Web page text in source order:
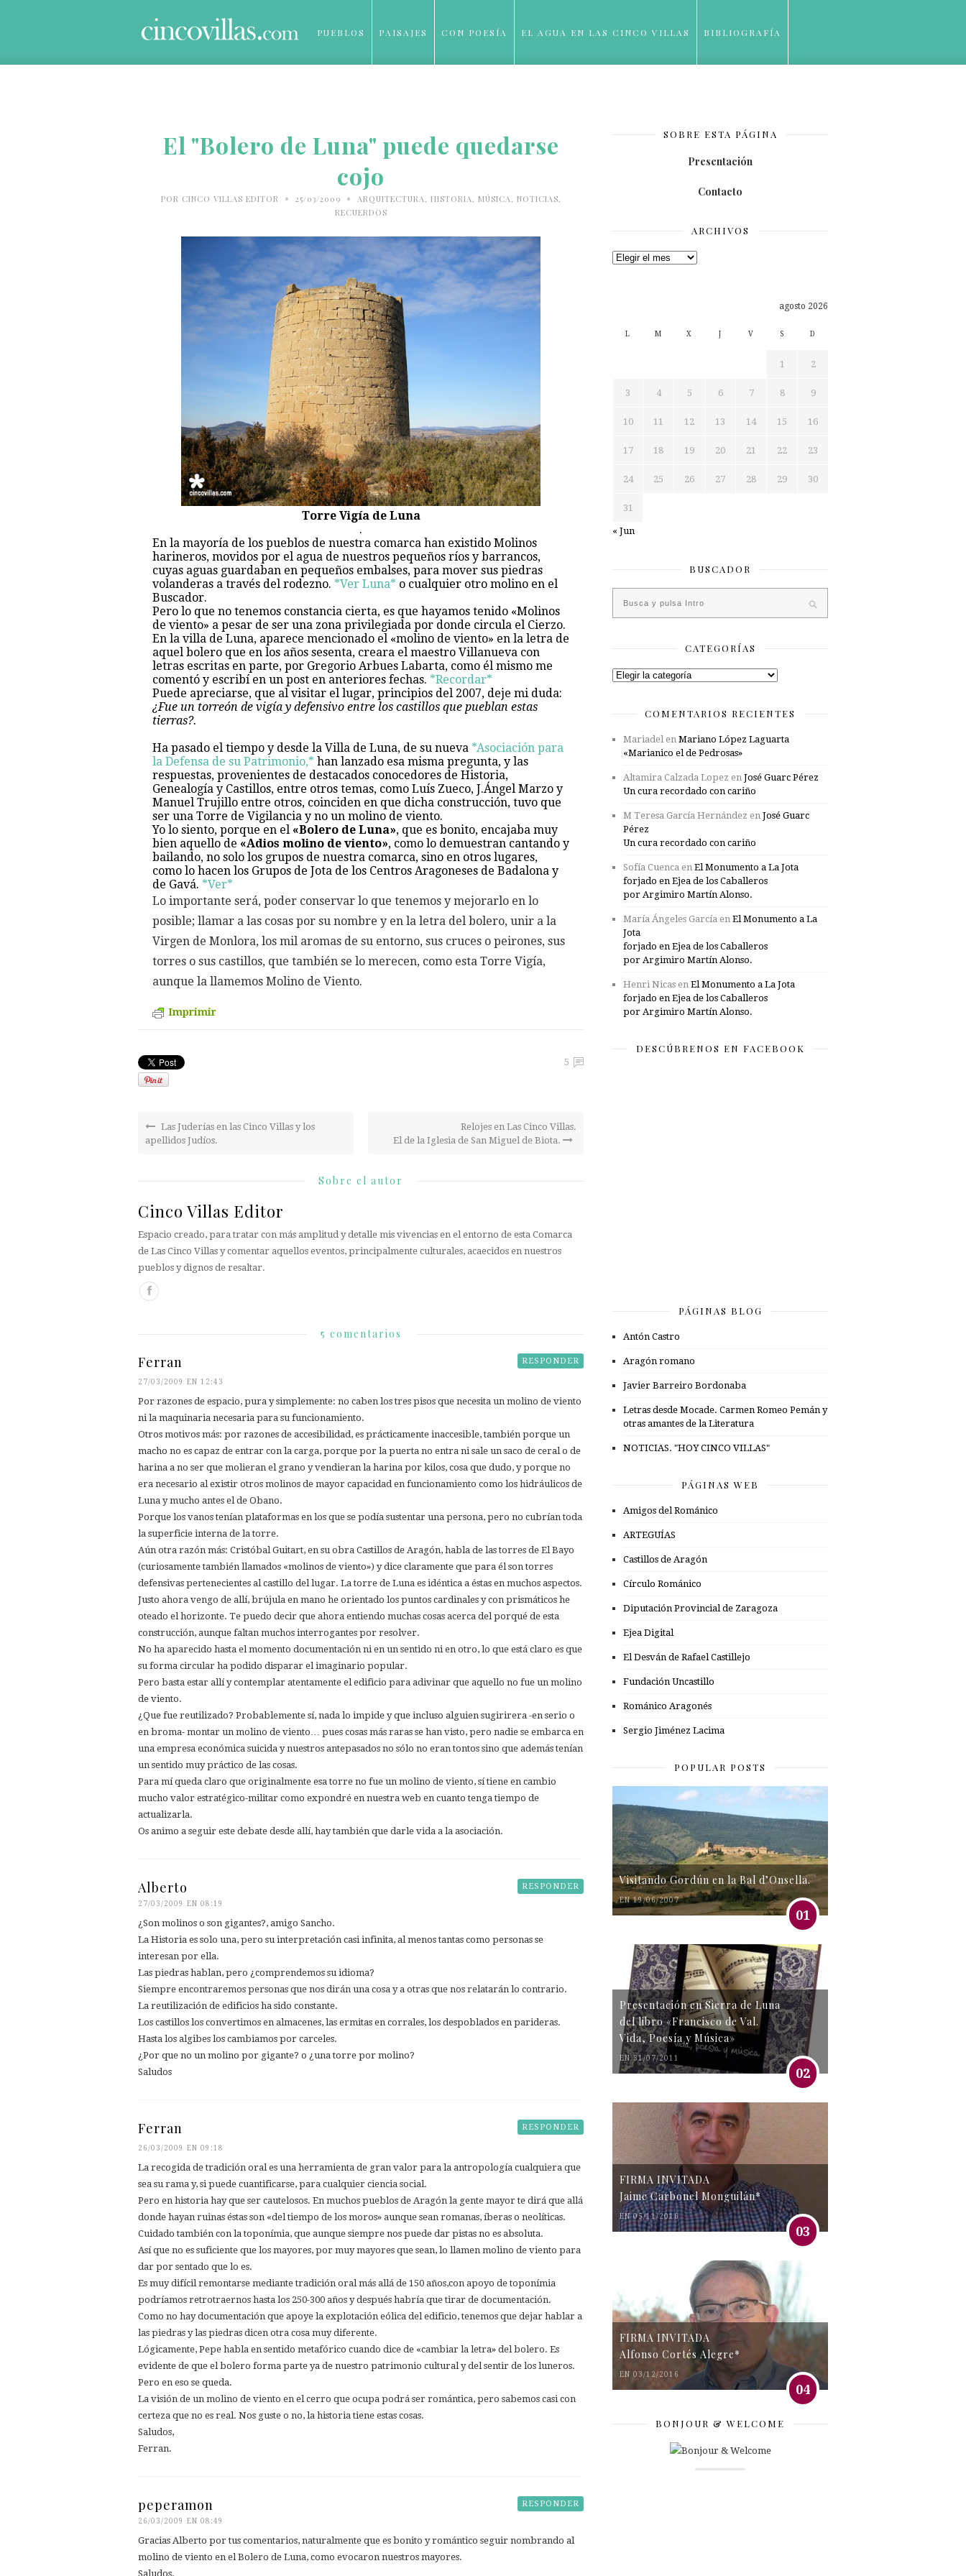
PUEBLOS PAISAJES CON POESÍA EL AGUA EN LAS CINCO VILLAS BIBLIOGRAFÍA
El "Bolero de Luna" puede quedarse
cojo
POR CINCO VILLAS EDITOR • 25/03/2009 • ARQUITECTURA, HISTORIA, MÚSICA, NOTICIAS,
RECUERDOS
Torre Vigía de Luna
.
En la mayoría de los pueblos de nuestra comarca han existido Molinos
harineros, movidos por el agua de nuestros pequeños ríos y barrancos,
cuyas aguas guardaban en pequeños embalses, para mover sus piedras
volanderas a través del rodezno. *Ver Luna* o cualquier otro molino en el
Buscador.
Pero lo que no tenemos constancia cierta, es que hayamos tenido «Molinos
de viento» a pesar de ser una zona privilegiada por donde circula el Cierzo.
En la villa de Luna, aparece mencionado el «molino de viento» en la letra de
aquel bolero que en los años sesenta, creara el maestro Villanueva con
letras escritas en parte, por Gregorio Arbues Labarta, como él mismo me
comentó y escribí en un post en anteriores fechas. *Recordar*
Puede apreciarse, que al visitar el lugar, principios del 2007, deje mi duda:
¿Fue un torreón de vigía y defensivo entre los castillos que pueblan estas
tierras?.
Ha pasado el tiempo y desde la Villa de Luna, de su nueva *Asociación para
la Defensa de su Patrimonio,* han lanzado esa misma pregunta, y las
respuestas, provenientes de destacados conocedores de Historia,
Genealogía y Castillos, entre otros temas, como Luís Zueco, J.Ángel Marzo y
Manuel Trujillo entre otros, coinciden en que dicha construcción, tuvo que
ser una Torre de Vigilancia y no un molino de viento.
Yo lo siento, porque en el «Bolero de Luna», que es bonito, encajaba muy
bien aquello de «Adios molino de viento», como lo demuestran cantando y
bailando, no solo los grupos de nuestra comarca, sino en otros lugares,
como lo hacen los Grupos de Jota de los Centros Aragoneses de Badalona y
de Gavá. *Ver*
Lo importante será, poder conservar lo que tenemos y mejorarlo en lo
posible; llamar a las cosas por su nombre y en la letra del bolero, unir a la
Virgen de Monlora, los mil aromas de su entorno, sus cruces o peirones, sus
torres o sus castillos, que también se lo merecen, como esta Torre Vigía,
aunque la llamemos Molino de Viento.
Imprimir
5
Las Juderías en las Cinco Villas y los
apellidos Judíos.
Relojes en Las Cinco Villas.
El de la Iglesia de San Miguel de Biota.
Sobre el autor
Cinco Villas Editor
Espacio creado, para tratar con más amplitud y detalle mis vivencias en el entorno de esta Comarca
de Las Cinco Villas y comentar aquellos eventos, principalmente culturales, acaecidos en nuestros
pueblos y dignos de resaltar.
5 comentarios
RESPONDER
Ferran
27/03/2009 EN 12:43
Por razones de espacio, pura y simplemente: no caben los tres pisos que necesita un molino de viento
ni la maquinaria necesaria para su funcionamiento.
Otros motivos más: por razones de accesibilidad, es prácticamente inaccesible, también porque un
macho no es capaz de entrar con la carga, porque por la puerta no entra ni sale un saco de ceral o de
harina a no ser que molieran el grano y vendieran la harina por kilos, cosa que dudo, y porque no
era necesario al existir otros molinos de mayor capacidad en funcionamiento como los hidráulicos de
Luna y mucho antes el de Obano.
Porque los vanos tenían plataformas en los que se podía sustentar una persona, pero no cubrían toda
la superficie interna de la torre.
Aún otra razón más: Cristóbal Guitart, en su obra Castillos de Aragón, habla de las torres de El Bayo
(curiosamente también llamados «molinos de viento») y dice claramente que para él son torres
defensivas pertenecientes al castillo del lugar. La torre de Luna es idéntica a éstas en muchos aspectos.
Justo ahora vengo de allí, brújula en mano he orientado los puntos cardinales y con prismáticos he
oteado el horizonte. Te puedo decir que ahora entiendo muchas cosas acerca del porqué de esta
construcción, aunque faltan muchos interrogantes por resolver.
No ha aparecido hasta el momento documentación ni en un sentido ni en otro, lo que está claro es que
su forma circular ha podido disparar el imaginario popular.
Pero basta estar allí y contemplar atentamente el edificio para adivinar que aquello no fue un molino
de viento.
¿Que fue reutilizado? Probablemente sí, nada lo impide y que incluso alguien sugirirera -en serio o
en broma- montar un molino de viento… pues cosas más raras se han visto, pero nadie se embarca en
una empresa económica suicida y nuestros antepasados no sólo no eran tontos sino que además tenían
un sentido muy práctico de las cosas.
Para mí queda claro que originalmente esa torre no fue un molino de viento, sí tiene en cambio
mucho valor estratégico-militar como expondré en nuestra web en cuanto tenga tiempo de
actualizarla.
Os animo a seguir este debate desde allí, hay también que darle vida a la asociación.
RESPONDER
Alberto
27/03/2009 EN 08:19
¿Son molinos o son gigantes?, amigo Sancho.
La Historia es solo una, pero su interpretación casi infinita, al menos tantas como personas se
interesan por ella.
Las piedras hablan, pero ¿comprendemos su idioma?
Siempre encontraremos personas que nos dirán una cosa y a otras que nos relatarán lo contrario.
La reutilización de edificios ha sido constante.
Los castillos los convertimos en almacenes, las ermitas en corrales, los despoblados en parideras.
Hasta los algibes los cambiamos por carceles.
¿Por que no un molino por gigante? o ¿una torre por molino?
Saludos
RESPONDER
Ferran
26/03/2009 EN 09:18
La recogida de tradición oral es una herramienta de gran valor para la antropología cualquiera que
sea su rama y, si puede cuantificarse, para cualquier ciencia social.
Pero en historia hay que ser cautelosos. En muchos pueblos de Aragón la gente mayor te dirá que allá
donde hayan ruinas éstas son «del tiempo de los moros» aunque sean romanas, íberas o neolíticas.
Cuidado también con la toponímia, que aunque siempre nos puede dar pistas no es absoluta.
Así que no es suficiente que los mayores, por muy mayores que sean, lo llamen molino de viento para
dar por sentado que lo es.
Es muy difícil remontarse mediante tradición oral más allá de 150 años,con apoyo de toponímia
podríamos retrotraernos hasta los 250-300 años y después habría que tirar de documentación.
Como no hay documentación que apoye la explotación eólica del edificio, tenemos que dejar hablar a
las piedras y las piedras dicen otra cosa muy diferente.
Lógicamente, Pepe habla en sentido metafórico cuando dice de «cambiar la letra» del bolero. Es
evidente de que el bolero forma parte ya de nuestro patrimonio cultural y del sentir de los luneros.
Pero en eso se queda.
La visión de un molino de viento en el cerro que ocupa podrá ser romántica, pero sabemos casi con
certeza que no es real. Nos guste o no, la historia tiene estas cosas.
Saludos,
Ferran.
RESPONDER
peperamon
26/03/2009 EN 08:49
Gracias Alberto por tus comentarios, naturalmente que es bonito y romántico seguir nombrando al
molino de viento en el Bolero de Luna, como evocaron nuestros mayores.
Saludos.
SOBRE ESTA PÁGINA
Presentación
Contacto
ARCHIVOS
Archivos
agosto 2026
L M X J V S D
1 2
3 4 5 6 7 8 9
10 11 12 13 14 15 16
17 18 19 20 21 22 23
24 25 26 27 28 29 30
31
« Jun
BUSCADOR
CATEGORÍAS
Categorías
COMENTARIOS RECIENTES
Mariadelen Mariano López Laguarta
«Marianico el de Pedrosas»
Altamira Calzada Lopez en José Guarc Pérez
Un cura recordado con cariño
M Teresa García Hernández en José Guarc
Pérez
Un cura recordado con cariño
Sofía Cuenca en El Monumento a La Jota
forjado en Ejea de los Caballeros
por Argimiro Martín Alonso.
María Ángeles García en El Monumento a La
Jota
forjado en Ejea de los Caballeros
por Argimiro Martín Alonso.
Henri Nicas en El Monumento a La Jota
forjado en Ejea de los Caballeros
por Argimiro Martín Alonso.
DESCÚBRENOS EN FACEBOOK
PÁGINAS BLOG
Antón Castro
Aragón romano
Javier Barreiro Bordonaba
Letras desde Mocade. Carmen Romeo Pemán y
otras amantes de la Literatura
NOTICIAS. "HOY CINCO VILLAS"
PÁGINAS WEB
Amigos del Románico
ARTEGUÍAS
Castillos de Aragón
Círculo Románico
Diputación Provincial de Zaragoza
Ejea Digital
El Desván de Rafael Castillejo
Fundación Uncastillo
Románico Aragonés
Sergio Jiménez Lacima
POPULAR POSTS
Visitando Gordún en la Bal d’Onsella.
EN 19/06/2007
01
Presentación en Sierra de Luna
del libro «Francisco de Val.
Vida, Poesía y Música»
EN 31/07/2011
02
FIRMA INVITADA
Jaime Carbonel Monguilán*
EN 05/11/2016
03
FIRMA INVITADA
Alfonso Cortés Alegre*
EN 03/12/2016
04
BONJOUR & WELCOME